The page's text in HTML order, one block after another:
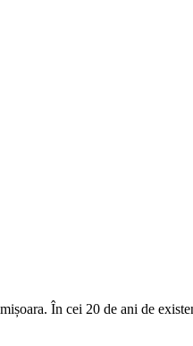
În cei 20 de ani de